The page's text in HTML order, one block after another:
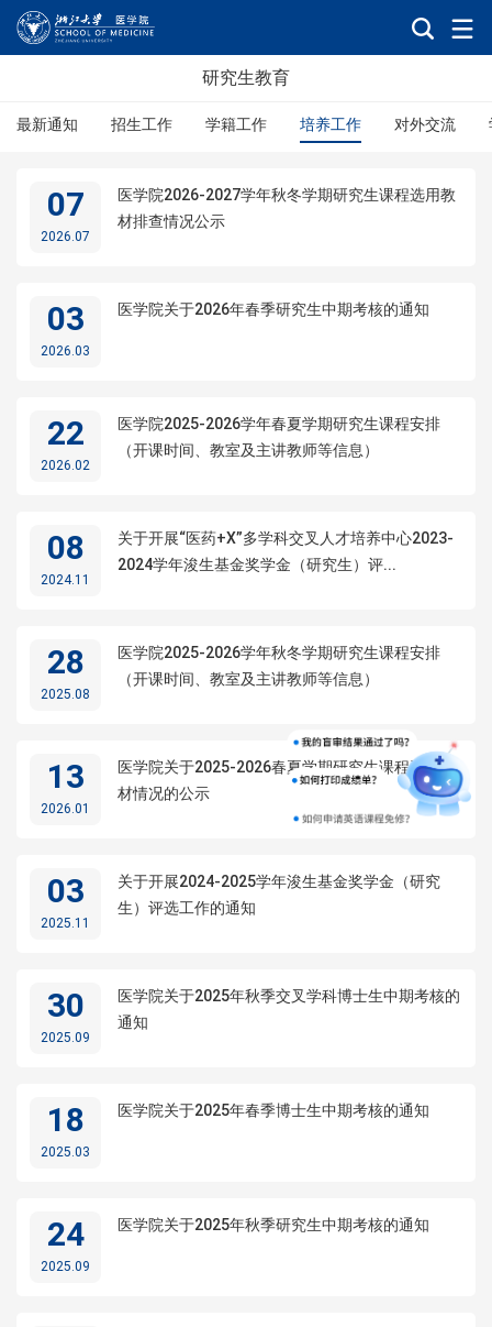
研究生教育
最新通知 招生工作 学籍工作 培养工作 对外交流
07
2026.07
医学院2026-2027学年秋冬学期研究生课程选用教
材排查情况公示
03
2026.03
医学院关于2026年春季研究生中期考核的通知
22
2026.02
医学院2025-2026学年春夏学期研究生课程安排
（开课时间、教室及主讲教师等信息）
08
2024.11
关于开展“医药+X”多学科交叉人才培养中心2023-
2024学年浚生基金奖学金（研究生）评...
28
2025.08
医学院2025-2026学年秋冬学期研究生课程安排
（开课时间、教室及主讲教师等信息）
13
2026.01
医学院关于2025-2026春夏学期研究生课程选用教
材情况的公示
03
2025.11
关于开展2024-2025学年浚生基金奖学金（研究
生）评选工作的通知
30
2025.09
医学院关于2025年秋季交叉学科博士生中期考核的
通知
18
2025.03
医学院关于2025年春季博士生中期考核的通知
24
2025.09
医学院关于2025年秋季研究生中期考核的通知